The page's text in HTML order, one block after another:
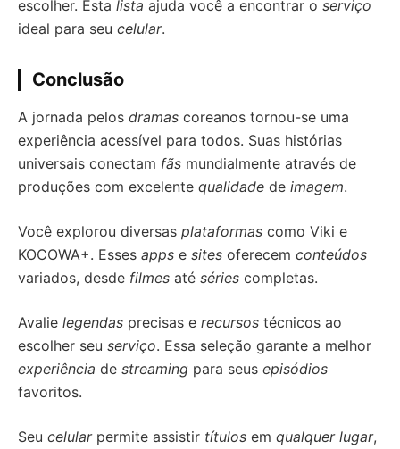
escolher. Esta lista ajuda você a encontrar o serviço
ideal para seu celular.
Conclusão
A jornada pelos dramas coreanos tornou-se uma
experiência acessível para todos. Suas histórias
universais conectam fãs mundialmente através de
produções com excelente qualidade de imagem.
Você explorou diversas plataformas como Viki e
KOCOWA+. Esses apps e sites oferecem conteúdos
variados, desde filmes até séries completas.
Avalie legendas precisas e recursos técnicos ao
escolher seu serviço. Essa seleção garante a melhor
experiência de streaming para seus episódios
favoritos.
Seu celularpermite assistir títulos em qualquer lugar,